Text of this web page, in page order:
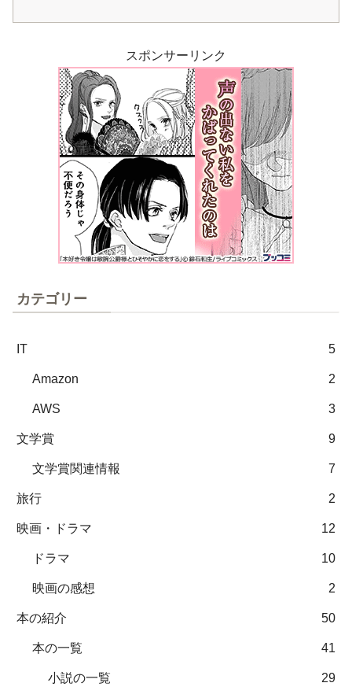
スポンサーリンク
カテゴリー
IT 5
Amazon 2
AWS 3
文学賞 9
文学賞関連情報 7
旅行 2
映画・ドラマ 12
ドラマ 10
映画の感想 2
本の紹介 50
本の一覧 41
小説の一覧 29